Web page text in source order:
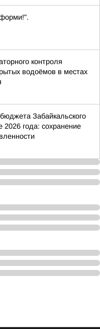
контроля
водоёмов в местах
Забайкальского
2026 года: сохранение